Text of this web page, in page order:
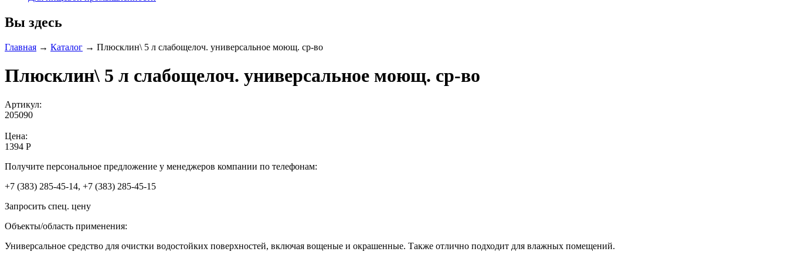
Вы здесь
Главная → Каталог → Плюсклин\ 5 л слабощелоч. универсальное моющ. ср-во
Плюсклин\ 5 л слабощелоч. универсальное моющ. ср-во
Артикул:
205090
Цена:
1394 Р
Получите персональное предложение у менеджеров компании по телефонам:
+7 (383) 285-45-14, +7 (383) 285-45-15
Запросить спец. цену
Объекты/область применения:
Универсальное средство для очистки водостойких поверхностей, включая вощеные и окрашенные. Также отлично подходит для влажных помещений.